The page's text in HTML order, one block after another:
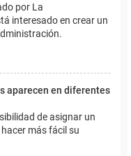
por La
interesado en crear un
aparecen en diferentes
de asignar un
más fácil su